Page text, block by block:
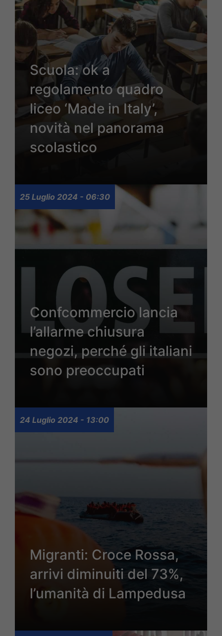
Scuola: ok a
regolamento quadro
liceo ‘Made in Italy’,
novità nel panorama
scolastico
25 Luglio 2024 - 06:30
Confcommercio lancia
l’allarme chiusura
negozi, perché gli italiani
sono preoccupati
24 Luglio 2024 - 13:00
Migranti: Croce Rossa,
arrivi diminuiti del 73%,
l’umanità di Lampedusa